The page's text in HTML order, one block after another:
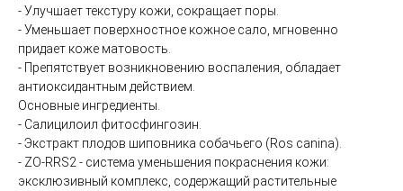
ЛАЗЕРНАЯ КОСМЕТОЛОГИЯ
Лазерная эпиляция александритовым лазером
CANDELA GentleLase Pro U (США), прайс для
женщин.
Лазерная эпиляция александритовым лазером
CANDELA GentleLase Pro U (США), прайс для
мужчин.
НИТИ APTOS
Нити APTOS - безоперационная подтяжка лица
- Улучшает текстуру кожи, сокращает поры.
- Уменьшает поверхностное кожное сало, мгновенно
придает коже матовость.
- Препятствует возникновению воспаления, обладает
антиоксидантным действием.
Основные ингредиенты.
- Салицилоил фитосфингозин.
- Экстракт плодов шиповника собачьего (Ros canina).
- ZO-RRS2 - система уменьшения покраснения кожи:
эксклюзивный комплекс, содержащий растительные